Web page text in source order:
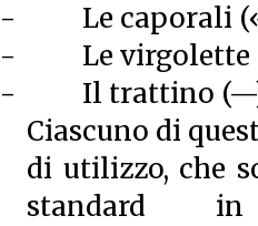
-
Le caporali
-
Le virgolette
-
Il trattino
Ciascuno di
di utilizzo, che
standard